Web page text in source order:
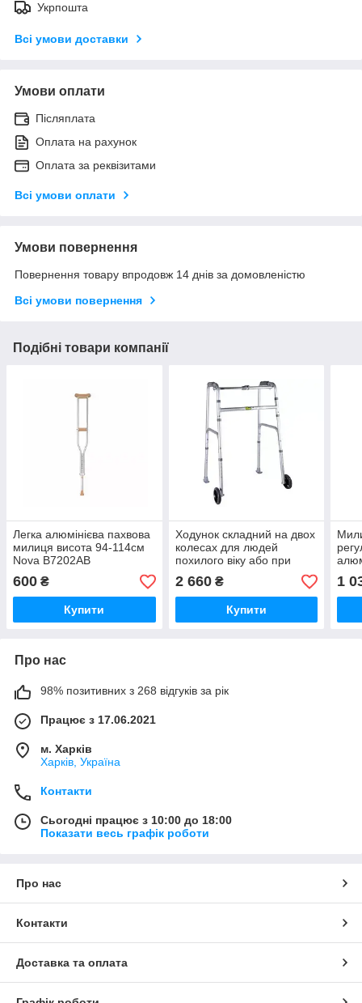
Укрпошта
Всі умови доставки
Умови оплати
Післяплата
Оплата на рахунок
Оплата за реквізитами
Всі умови оплати
Умови повернення
Повернення товару впродовж 14 днів за домовленістю
Всі умови повернення
Подібні товари компанії
Легка алюмінієва пахвова
милиця висота 94-114см
Nova B7202AB
600 ₴
Купити
Ходунок складний на двох
колесах для людей
похилого віку або при
реабілітації алюмінієві
висота 83,5-94см Nova
B4081
2 660₴
Купити
1
Про нас
98% позитивних з 268 відгуків за рік
Працює з 17.06.2021
м. Харків
Харків, Україна
Контакти
Сьогодні працює з 10:00 до 18:00
Показати весь графік роботи
Про нас
Контакти
Доставка та оплата